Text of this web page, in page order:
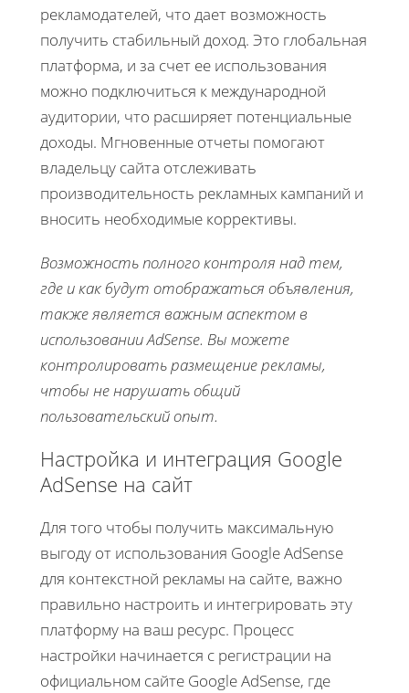
рекламодателей, что дает возможность
получить стабильный доход. Это глобальная
платформа, и за счет ее использования
можно подключиться к международной
аудитории, что расширяет потенциальные
доходы. Мгновенные отчеты помогают
владельцу сайта отслеживать
производительность рекламных кампаний и
вносить необходимые коррективы.
Возможность полного контроля над тем,
где и как будут отображаться объявления,
также является важным аспектом в
использовании AdSense. Вы можете
контролировать размещение рекламы,
чтобы не нарушать общий
пользовательский опыт.
Настройка и интеграция Google
AdSense на сайт
Для того чтобы получить максимальную
выгоду от использования Google AdSense
для контекстной рекламы на сайте, важно
правильно настроить и интегрировать эту
платформу на ваш ресурс. Процесс
настройки начинается с регистрации на
официальном сайте Google AdSense, где